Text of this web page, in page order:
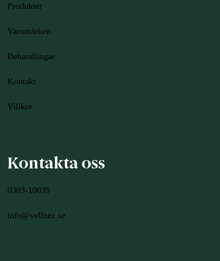
Produkter
Varumärken
Behandlingar
Kontakt
Villkor
Kontakta oss
0303-10039
info@vellnez.se